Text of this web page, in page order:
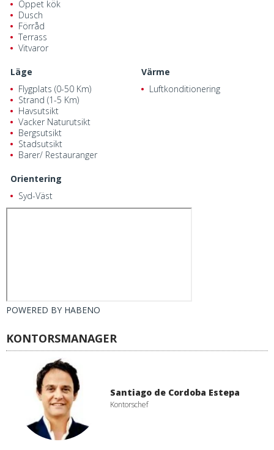
Öppet kök
Dusch
Förråd
Terrass
Vitvaror
Läge
Flygplats (0-50 Km)
Strand (1-5 Km)
Havsutsikt
Vacker Naturutsikt
Bergsutsikt
Stadsutsikt
Barer/ Restauranger
Värme
Luftkonditionering
Orientering
Syd-Väst
POWERED BY HABENO
KONTORSMANAGER
Santiago de Cordoba Estepa
Kontorschef